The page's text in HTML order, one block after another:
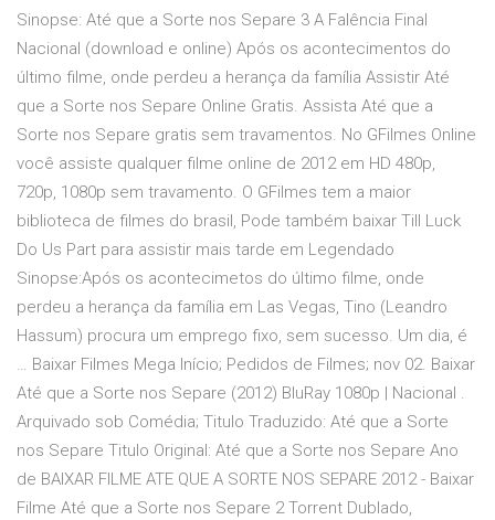
Sinopse: Até que a Sorte nos Separe 3 A Falência Final
Nacional (download e online) Após os acontecimentos do
último filme, onde perdeu a herança da família Assistir Até
que a Sorte nos Separe Online Gratis. Assista Até que a
Sorte nos Separe gratis sem travamentos. No GFilmes Online
você assiste qualquer filme online de 2012 em HD 480p,
720p, 1080p sem travamento. O GFilmes tem a maior
biblioteca de filmes do brasil, Pode também baixar Till Luck
Do Us Part para assistir mais tarde em Legendado
Sinopse:Após os acontecimetos do último filme, onde
perdeu a herança da família em Las Vegas, Tino (Leandro
Hassum) procura um emprego fixo, sem sucesso. Um dia, é
… Baixar Filmes Mega Início; Pedidos de Filmes; nov 02. Baixar
Até que a Sorte nos Separe (2012) BluRay 1080p | Nacional .
Arquivado sob Comédia; Titulo Traduzido: Até que a Sorte
nos Separe Titulo Original: Até que a Sorte nos Separe Ano
de BAIXAR FILME ATE QUE A SORTE NOS SEPARE 2012 - Baixar
Filme Até que a Sorte nos Separe 2 Torrent Dublado,